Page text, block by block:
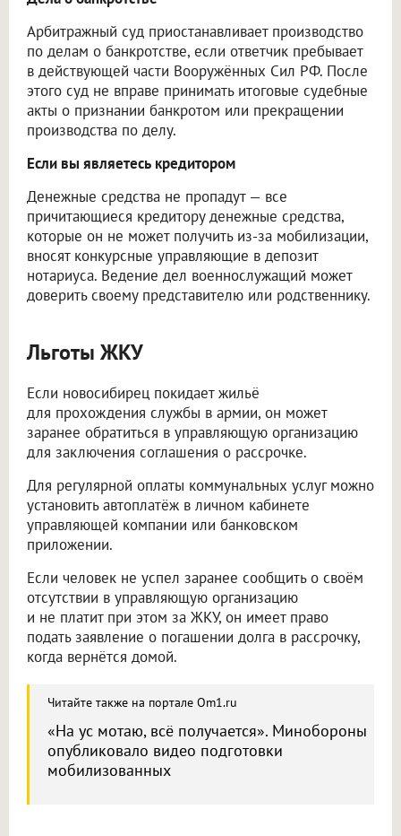
Арбитражный суд приостанавливает производство
по делам о банкротстве, если ответчик пребывает
в действующей части Вооружённых Сил РФ. После
этого суд не вправе принимать итоговые судебные
акты о признании банкротом или прекращении
производства по делу.
Если вы являетесь кредитором
Денежные средства не пропадут — все
причитающиеся кредитору денежные средства,
которые он не может получить из-за мобилизации,
вносят конкурсные управляющие в депозит
нотариуса. Ведение дел военнослужащий может
доверить своему представителю или родственнику.
Льготы ЖКУ
Если новосибирец покидает жильё
для прохождения службы в армии, он может
заранее обратиться в управляющую организацию
для заключения соглашения о рассрочке.
Для регулярной оплаты коммунальных услуг можно
установить автоплатёж в личном кабинете
управляющей компании или банковском
приложении.
Если человек не успел заранее сообщить о своём
отсутствии в управляющую организацию
и не платит при этом за ЖКУ, он имеет право
подать заявление о погашении долга в рассрочку,
когда вернётся домой.
Читайте также на портале Om1.ru
«На ус мотаю, всё получается». Минобороны
опубликовало видео подготовки
мобилизованных